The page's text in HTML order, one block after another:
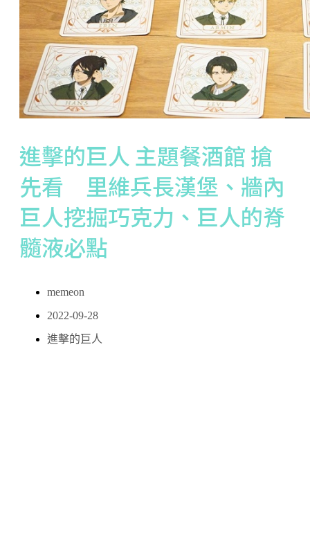
進擊的巨人 主題餐酒館 搶
先看 里維兵長漢堡、牆內
巨人挖掘巧克力、巨人的脊
髓液必點
memeon
2022-09-28
進擊的巨人